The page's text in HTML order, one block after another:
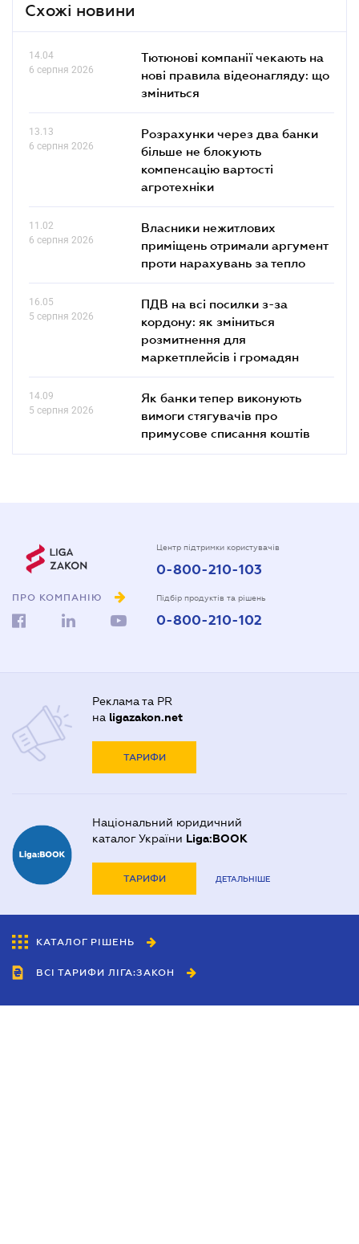
Схожі новини
14.04
6 серпня 2026
Тютюнові компанії чекають на
нові правила відеонагляду: що
зміниться
13.13
6 серпня 2026
Розрахунки через два банки
більше не блокують
компенсацію вартості
агротехніки
11.02
6 серпня 2026
Власники нежитлових
приміщень отримали аргумент
проти нарахувань за тепло
16.05
5 серпня 2026
ПДВ на всі посилки з-за
кордону: як зміниться
розмитнення для
маркетплейсів і громадян
14.09
5 серпня 2026
Як банки тепер виконують
вимоги стягувачів про
примусове списання коштів
ПРО КОМПАНІЮ
Центр підтримки користувачів
0-800-210-103
Підбір продуктів та рішень
0-800-210-102
Реклама та PR
на ligazakon.net
ТАРИФИ
Національний юридичний
каталог України Liga:BOOK
ТАРИФИ ДЕТАЛЬНІШЕ
КАТАЛОГ РІШЕНЬ
ВСІ ТАРИФИ ЛІГА:ЗАКОН